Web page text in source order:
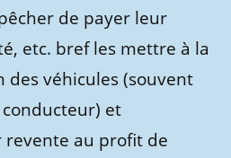
de payer leur
etc. bref les mettre à la
des véhicules (souvent
et
au profit de